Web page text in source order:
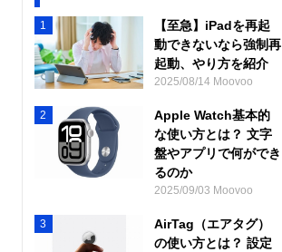
1
【至急】iPadを再起
動できないなら強制再
起動、やり方を紹介
2025/08/14 Moovoo
2
Apple Watch基本的
な使い方とは？ 文字
盤やアプリで何ができ
るのか
2025/09/03 Moovoo
3
AirTag（エアタグ）
の使い方とは？ 設定